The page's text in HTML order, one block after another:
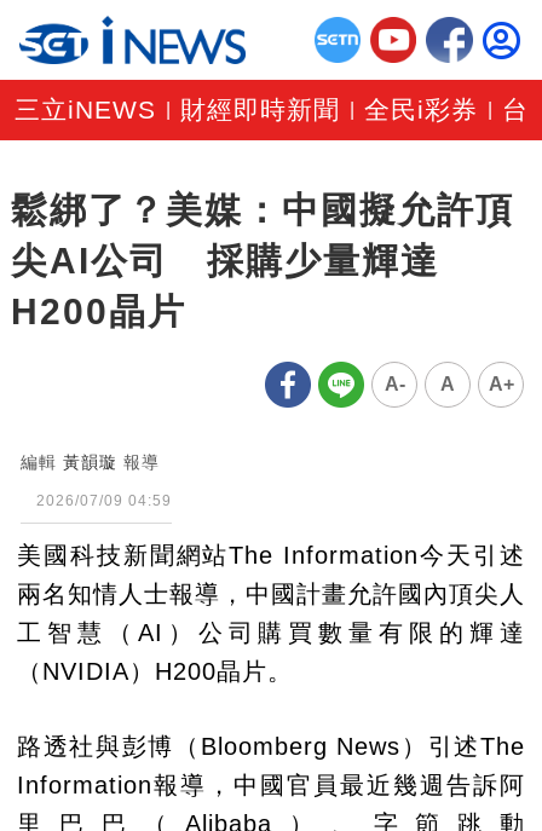
三立iNEWS 財經即時新聞 |全民i彩券 台
鬆綁了？美媒：中國擬允許頂
尖AI公司 採購少量輝達
H200晶片
A- A A+
編輯 黃韻璇 報導
2026/07/09 04:59
美國科技新聞網站The Information今天引述
兩名知情人士報導，中國計畫允許國內頂尖人
工智慧（AI）公司購買數量有限的輝達
（NVIDIA）H200晶片。
路透社與彭博（Bloomberg News）引述The
Information報導，中國官員最近幾週告訴阿
里巴巴（Alibaba）、字節跳動